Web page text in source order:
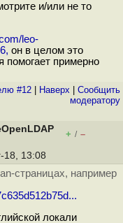
и/или не то
leo-
он в целом это
помогает примерно
#12 Наверх
Cообщить
модератору
+ / –
18, 13:08
страницах, например
локали